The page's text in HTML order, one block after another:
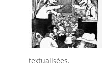
textualisées.